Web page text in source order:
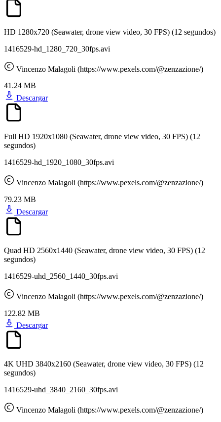
HD 1280x720 (Seawater, drone view video, 30 FPS) (12 segundos)
1416529-hd_1280_720_30fps.avi
Vincenzo Malagoli (https://www.pexels.com/@zenzazione/)
41.24 MB
Descargar
Full HD 1920x1080 (Seawater, drone view video, 30 FPS) (12
segundos)
1416529-hd_1920_1080_30fps.avi
Vincenzo Malagoli (https://www.pexels.com/@zenzazione/)
79.23 MB
Descargar
Quad HD 2560x1440 (Seawater, drone view video, 30 FPS) (12
segundos)
1416529-uhd_2560_1440_30fps.avi
Vincenzo Malagoli (https://www.pexels.com/@zenzazione/)
122.82 MB
Descargar
4K UHD 3840x2160 (Seawater, drone view video, 30 FPS) (12
segundos)
1416529-uhd_3840_2160_30fps.avi
Vincenzo Malagoli (https://www.pexels.com/@zenzazione/)